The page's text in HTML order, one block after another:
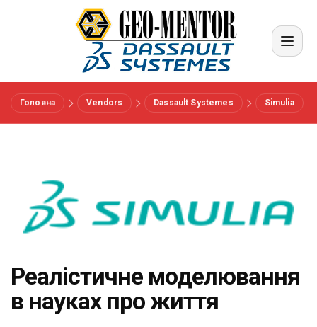
Меню
Референси
Головна Vendors Dassault Systemes Simulia
Реалістичне моделювання
в науках про життя